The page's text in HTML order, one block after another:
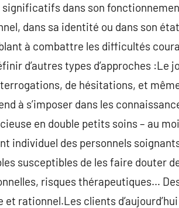
significatifs dans son
dans sa identité ou dans son
à combattre les difficultés
d’autres types d’approches :Le
de hésitations, et
à s’imposer dans les
en double petits soins – au
individuel des personnels
susceptibles de les faire douter
risques thérapeutiques…
rationnel.Les clients